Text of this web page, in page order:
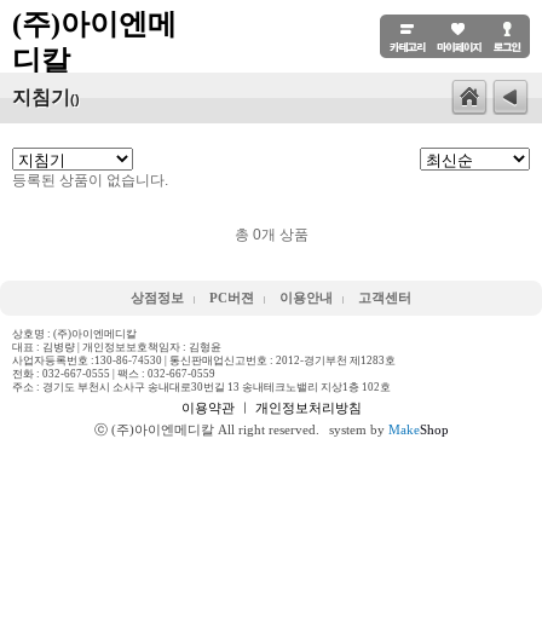
(주)아이엔메
디칼
지침기 ()
등록된 상품이 없습니다.
총 0개 상품
상점정보 PC버젼 이용안내 고객센터
상호명 : (주)아이엔메디칼
대표 : 김병량 | 개인정보보호책임자 : 김형윤
사업자등록번호 :130-86-74530 | 통신판매업신고번호 : 2012-경기부천 제1283호
전화 : 032-667-0555 | 팩스 : 032-667-0559
주소 : 경기도 부천시 소사구 송내대로30번길 13 송내테크노밸리 지상1층 102호
이용약관ㅣ 개인정보처리방침
ⓒ (주)아이엔메디칼 All right reserved.
system by MakeShop